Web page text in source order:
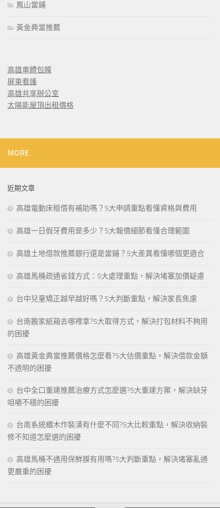
鳳山當鋪
黃金典當推薦
高雄車體包膜
屏東看護
高雄共享辦公室
太陽能屋頂出租價格
MORE
近期文章
高雄電動床租借有補助嗎？5大申請重點看懂資格與費用
高雄一日假牙費用是多少？5大報價細節看懂合理範圍
高雄土地借款推薦銀行還是當鋪？5大差異看懂哪個更適合
高雄馬桶疏通省錢方式：5大處理重點，解決堵塞加價疑慮
台中兒童矯正越早越好嗎？5大判斷重點，解決家長焦慮
台南搬家紙箱去哪裡拿?5大取得方式，解決打包材料不夠用
的困擾
高雄黃金典當推薦價格怎麼看?5大估價重點，解決借款金額
不透明的困擾
台中全口重建推薦治療方式怎麼選?5大重建方案，解決缺牙
咀嚼不穩的困擾
台南系統櫃木作裝潢有什麼不同?5大比較重點，解決收納裝
修不知道怎麼選的困擾
高雄馬桶不通用保鮮膜有用嗎?5大判斷重點，解決堵塞亂通
更嚴重的困擾